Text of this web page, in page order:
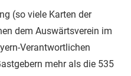
(so viele Karten der
dem Auswärtsverein im
Verantwortlichen
mehr als die 535